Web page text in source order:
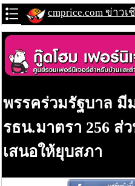
cmprice.com ข่าว
พรรคร่วมรัฐบาล มี
รธน.มาตรา 256 ส่
เสนอให้ยุบสภา